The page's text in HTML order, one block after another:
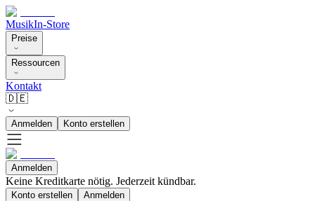
MusikIn-Store
Preise
Ressourcen
Kontakt
🇩🇪
Anmelden Konto erstellen
Anmelden
Keine Kreditkarte nötig. Jederzeit kündbar.
Konto erstellen Anmelden